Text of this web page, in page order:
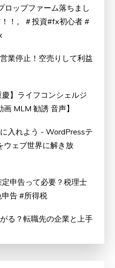
ップファーム落ちまし
！。＃投資#fx初心者 #
業停止！空売りして利益
慶】ライフコンシェルジ
MLM 勧誘 音声】
入れよう - WordPressテ
ウェブ世界に解き放
申告って必要？税理士
告 #所得税
る？転職先の企業と上手